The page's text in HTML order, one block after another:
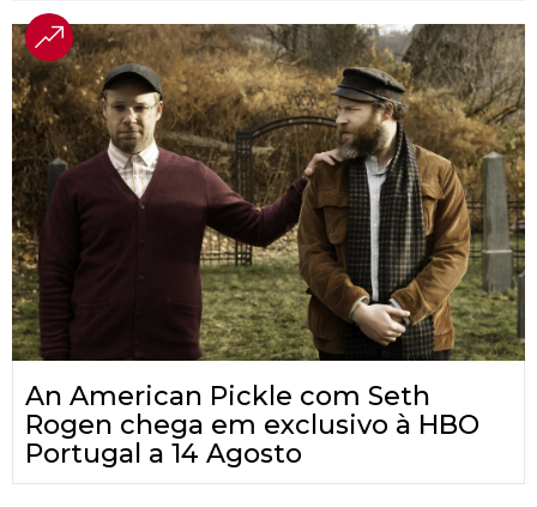
An American Pickle com Seth
Rogen chega em exclusivo à HBO
Portugal a 14 Agosto